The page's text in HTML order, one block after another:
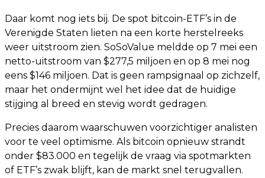
Daar komt nog iets bij. De spot bitcoin-ETF’s in de
Verenigde Staten lieten na een korte herstelreeks
weer uitstroom zien. SoSoValue meldde op 7 mei een
netto-uitstroom van $277,5 miljoen en op 8 mei nog
eens $146 miljoen. Dat is geen rampsignaal op zichzelf,
maar het ondermijnt wel het idee dat de huidige
stijging al breed en stevig wordt gedragen.
Precies daarom waarschuwen voorzichtiger analisten
voor te veel optimisme. Als bitcoin opnieuw strandt
onder $83.000 en tegelijk de vraag via spotmarkten
of ETF’s zwak blijft, kan de markt snel terugvallen.